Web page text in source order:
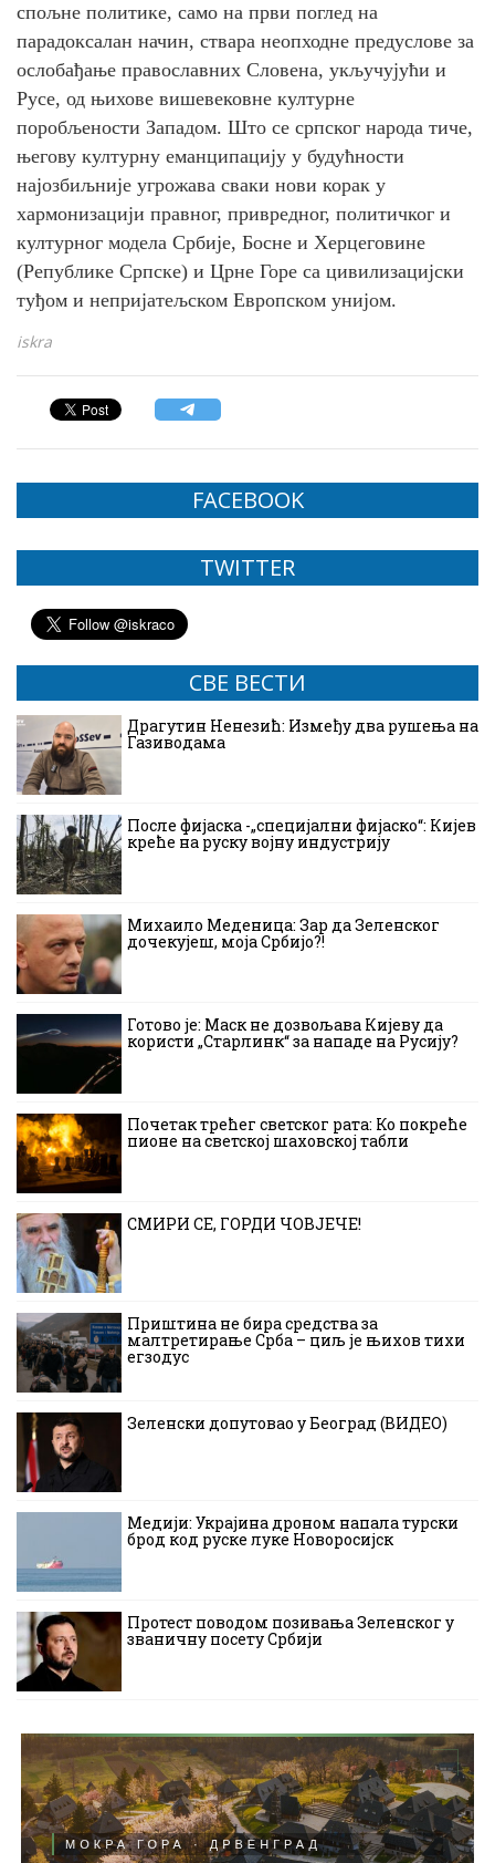
спољне политике, само на први поглед на
парадоксалан начин, ствара неопходне предуслове за
ослобађање православних Словена, укључујући и
Русе, од њихове вишевековне културне
поробљености Западом. Што се српског народа тиче,
његову културну еманципацију у будућности
најозбиљније угрожава сваки нови корак у
хармонизацији правног, привредног, политичког и
културног модела Србије, Босне и Херцеговине
(Републике Српске) и Црне Горе са цивилизацијски
туђом и непријатељском Европском унијом.
iskra
FACEBOOK
TWITTER
СВЕ ВЕСТИ
Драгутин Ненезић: Између два рушења на
Газиводама
После фијаска -„специјални фијаско“: Кијев
креће на руску војну индустрију
Михаило Меденица: Зар да Зеленског
дочекујеш, моја Србијо?!
Готово је: Маск не дозвољава Кијеву да
користи „Старлинк“ за нападе на Русију?
Почетак трећег светског рата: Ко покреће
пионе на светској шаховској табли
СМИРИ СЕ, ГОРДИ ЧОВЈЕЧЕ!
Приштина не бира средства за
малтретирање Срба – циљ је њихов тихи
егзодус
Зеленски допутовао у Београд (ВИДЕО)
Медији: Украјина дроном напала турски
брод код руске луке Новоросијск
Протест поводом позивања Зеленског у
званичну посету Србији